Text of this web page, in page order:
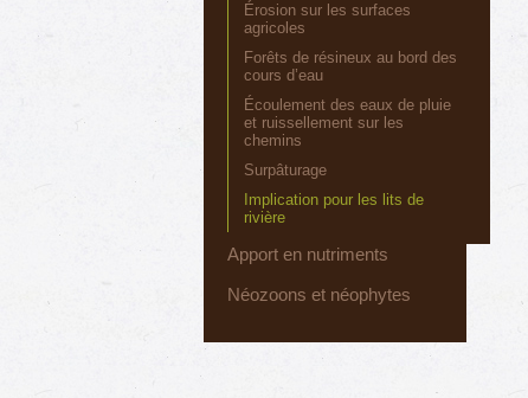
Érosion sur les surfaces
agricoles
Forêts de résineux au bord des
cours d’eau
Écoulement des eaux de pluie
et ruissellement sur les
chemins
Surpâturage
Implication pour les lits de
rivière
Apport en nutriments
Néozoons et néophytes